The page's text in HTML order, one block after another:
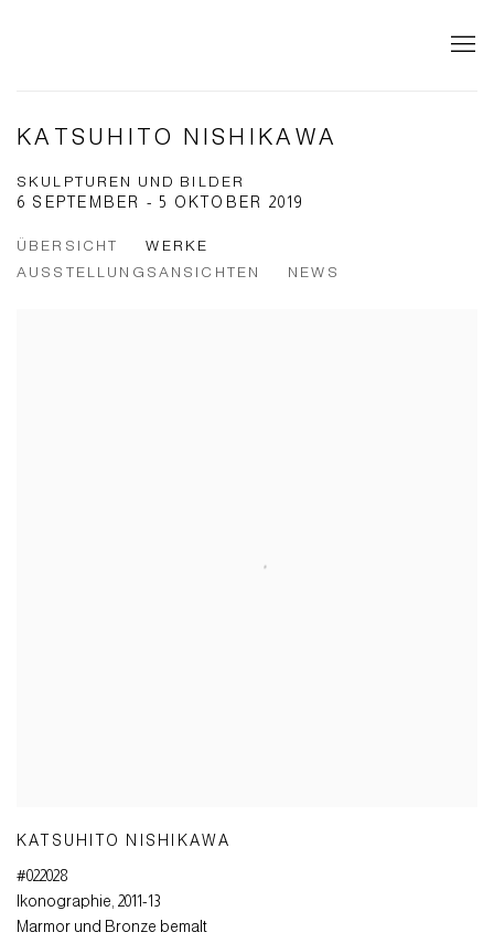
KATSUHITO NISHIKAWA
SKULPTUREN UND BILDER
6 SEPTEMBER - 5 OKTOBER 2019
ÜBERSICHT
WERKE
AUSSTELLUNGSANSICHTEN
NEWS
KATSUHITO NISHIKAWA
#022028
Ikonographie, 2011-13
Marmor und Bronze bemalt